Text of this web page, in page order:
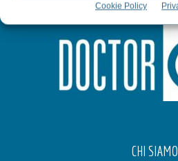
Cookie Policy
CHI SIAMO